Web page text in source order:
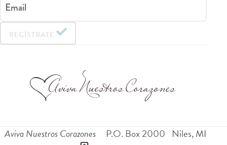
Email
REGÍSTRATE
Aviva Nuestros Corazones P.O. Box 2000 Niles,MI